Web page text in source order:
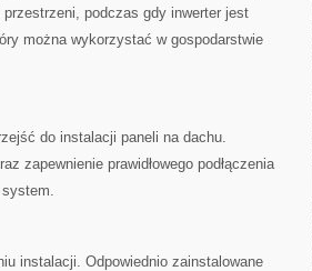
podczas gdy inwerter jest
można wykorzystać⁣ w gospodarstwie
do instalacji ⁣paneli na ‍dachu.
zapewnienie ⁤prawidłowego podłączenia
system.
instalacji. Odpowiednio zainstalowane